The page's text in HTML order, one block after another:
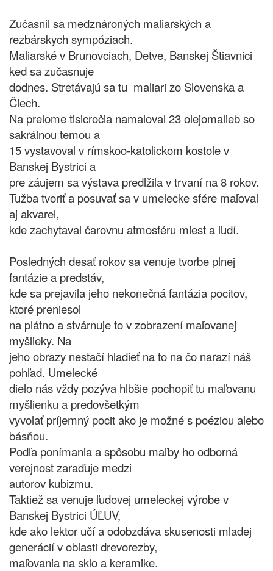
Zučasnil sa medznároných maliarských a
rezbárskych sympóziach.
Maliarské v Brunovciach, Detve, Banskej Štiavnici
ked sa zučasnuje
dodnes. Stretávajú sa tu maliari zo Slovenska a
Čiech.
Na prelome tisicročia namaloval 23 olejomalieb so
sakrálnou temou a
15 vystavoval v rímskoo-katolickom kostole v
Banskej Bystrici a
pre záujem sa výstava predlžila v trvaní na 8 rokov.
Tužba tvoriť a posuvať sa v umelecke sfére maľoval
aj akvarel,
kde zachytaval čarovnu atmosféru miest a ľudí.
Posledných desať rokov sa venuje tvorbe plnej
fantázie a predstáv,
kde sa prejavila jeho nekonečná fantázia pocitov,
ktoré preniesol
na plátno a stvárnuje to v zobrazení maľovanej
myšlieky. Na
jeho obrazy nestačí hladieť na to na čo narazí náš
pohľad. Umelecké
dielo nás vždy pozýva hlbšie pochopiť tu maľovanu
myšlienku a predovšetkým
vyvolať príjemný pocit ako je možné s poéziou alebo
básňou.
Podľa ponímania a spôsobu maľby ho odborná
verejnost zaraďuje medzi
autorov kubizmu.
Taktiež sa venuje ľudovej umeleckej výrobe v
Banskej Bystrici ÚĽUV,
kde ako lektor učí a odobzdáva skusenosti mladej
generácií v oblasti drevorezby,
maľovania na sklo a keramike.